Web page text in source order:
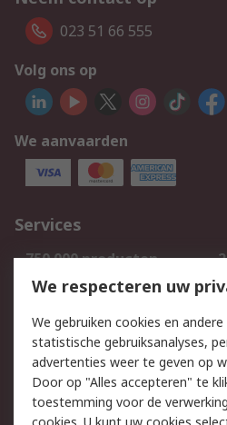
023 51 66 555
Volg ons op
We aanvaarden
Services
750.000 producten
Bestellen
Track & Trace
Wettelijk
Cookiebeleid
We respecteren uw
We gebruiken cookies en
statistische gebruiksanalyses,
advertenties weer te geven op
Door op "Alles accepteren" te
toestemming voor de